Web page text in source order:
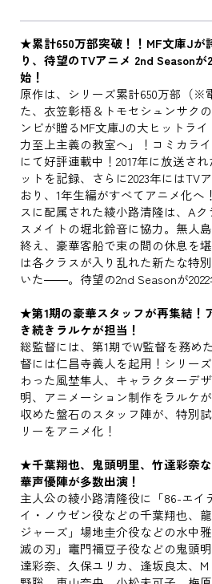
★累計650万部突破！！MF文庫Jが
り、待望のTVアニメ 2nd Season
始！
原作は、シリーズ累計650万部（※
た、衣笠彰梧＆トモセシュンサク
ンビが贈るMF文庫Jの大ヒットラ
力至上主義の教室へ」！コミカラ
にて好評連載中！2017年に放送さ
ットを記録、さらに2023年にはTV
おり、1年生編がすべてアニメ化へ
スに配属された綾小路清隆は、A
スメイトの堀北鈴音に協力。無人
終え、豪華客船で束の間の休息を
は各クラスが入り乱れた新たな特
いた――。待望の2nd Seasonが2022
★第1期の豪華スタッフが再集結！
き続きラルケが担当！
総監督には、第1期でW監督を務め
督には仁昌寺義人を起用！シリー
わった風埜隼人、キャラクターデ
明、アニメーション制作をラルケ
収めた盤石のスタッフ陣が、特別
リーをアニメ化！
★千葉翔也、鬼頭明里、竹達彩奈
華声優陣が多数出演！
主人公の綾小路清隆役に「86-エイ
イ・ノウゼン役などの千葉翔也、
ジャーズ」場地圭介役などの水中
滅の刃」竈門禰󠄀豆子役などの鬼頭
達彩奈、久保ユリカ、逢坂良太、